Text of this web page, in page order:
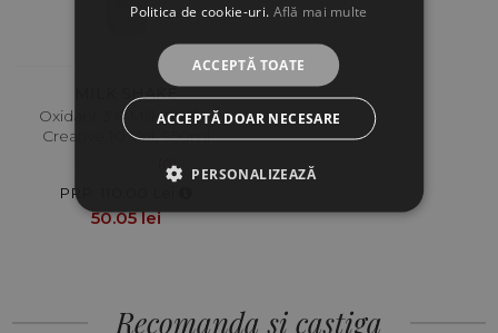
MILK SHAKE
Oxidant 3% Milk Shake
Creative 10 Vol, 950ml
(0)
PRP: 110.00 Lei
50.05 lei
Recomanda si castiga
Politica de cookie-uri. Află mai multe
ACCEPTĂ TOATE
ACCEPTĂ DOAR NECESARE
PERSONALIZEAZĂ